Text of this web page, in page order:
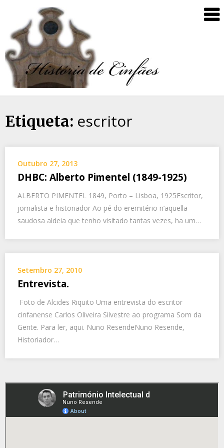
Etiqueta: escritor
Outubro 27, 2013
DHBC: Alberto Pimentel (1849-1925)
ALBERTO PIMENTEL 1849, Porto – Lisboa, 1925Escritor,
jornalista e historiador Ao pé do eremitério n’aquella
saudosa aldeia que tenho visitado tantas vezes, ha um…
Setembro 27, 2010
Entrevista.
Foto de Alcides Riquito Uma entrevista do escritor
cinfanense Carlos Oliveira Silvestre ao programa Som da
Gente. Para ler, aqui. Nuno ResendeNuno Resende,
Historiador…